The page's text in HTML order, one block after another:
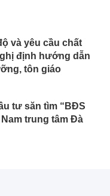
và yêu cầu chất
định hướng dẫn
tôn giáo
tư săn tìm “BĐS
trung tâm Đà